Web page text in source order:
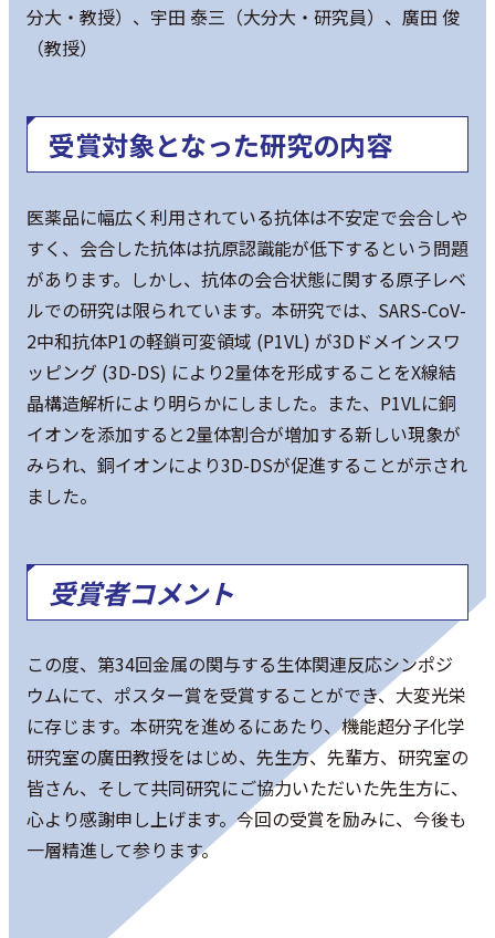
分大・教授）、宇田 泰三（大分大・研究員）、廣田 俊
（教授）
受賞対象となった研究の内容
医薬品に幅広く利用されている抗体は不安定で会合しや
すく、会合した抗体は抗原認識能が低下するという問題
があります。しかし、抗体の会合状態に関する原子レベ
ルでの研究は限られています。本研究では、SARS-CoV-
2中和抗体P1の軽鎖可変領域 (P1VL) が3Dドメインスワ
ッピング (3D-DS) により2量体を形成することをX線結
晶構造解析により明らかにしました。また、P1VLに銅
イオンを添加すると2量体割合が増加する新しい現象が
みられ、銅イオンにより3D-DSが促進することが示され
ました。
受賞者コメント
この度、第34回金属の関与する生体関連反応シンポジ
ウムにて、ポスター賞を受賞することができ、大変光栄
に存じます。本研究を進めるにあたり、機能超分子化学
研究室の廣田教授をはじめ、先生方、先輩方、研究室の
皆さん、そして共同研究にご協力いただいた先生方に、
心より感謝申し上げます。今回の受賞を励みに、今後も
一層精進して参ります。